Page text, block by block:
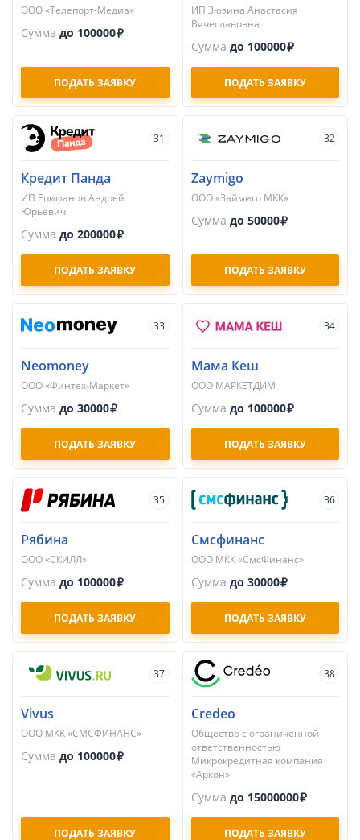
ООО «Телепорт-Медиа»
Сумма до 100000
ПОДАТЬ ЗАЯВКУ
ИП Зюзина Анастасия
Вячеславовна
Сумма до 100000
ПОДАТЬ ЗАЯВКУ
31
Кредит Панда
ИП Епифанов Андрей
Юрьевич
Сумма до 200000
ПОДАТЬ ЗАЯВКУ
32
Zaymigo
ООО «Займиго МКК»
Сумма до 50000
ПОДАТЬ ЗАЯВКУ
33
Neomoney
ООО «Финтех-Маркет»
Сумма до 30000
ПОДАТЬ ЗАЯВКУ
34
Мама Кеш
ООО МАРКЕТДИМ
Сумма до 100000
ПОДАТЬ ЗАЯВКУ
35
Рябина
ООО «СКИЛЛ»
Сумма до 100000
ПОДАТЬ ЗАЯВКУ
36
Смсфинанс
ООО МКК «СмсФинанс»
Сумма до 30000
ПОДАТЬ ЗАЯВКУ
37
Vivus
ООО МКК «СМСФИНАНС»
Сумма до 100000
ПОДАТЬ ЗАЯВКУ
38
Credeo
Общество с ограниченной
ответственностью
Микрокредитная компания
«Аркон»
Сумма до 15000000
ПОДАТЬ ЗАЯВКУ